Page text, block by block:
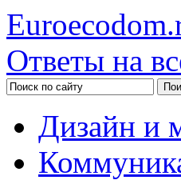
Ответы на
Дизайн и